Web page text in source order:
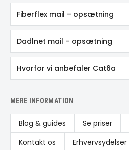
Fiberflex mail – opsætning
Dadlnet mail – opsætning
Hvorfor vi anbefaler Cat6a
MERE INFORMATION
Blog & guides Se priser
Kontakt os
Erhvervsydelser